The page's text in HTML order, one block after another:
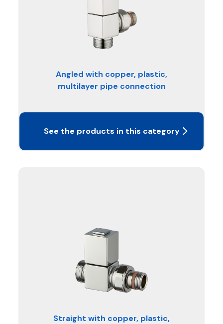
Angled with copper, plastic,
multilayer pipe connection
See the products in this category
Straight with copper, plastic,